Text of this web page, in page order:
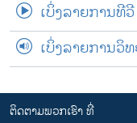
ເບິ່ງລາຍການທີວີ
ເບິ່ງລາຍການວິ
ຕິດຕາມພວກເຮົາ ທີ່